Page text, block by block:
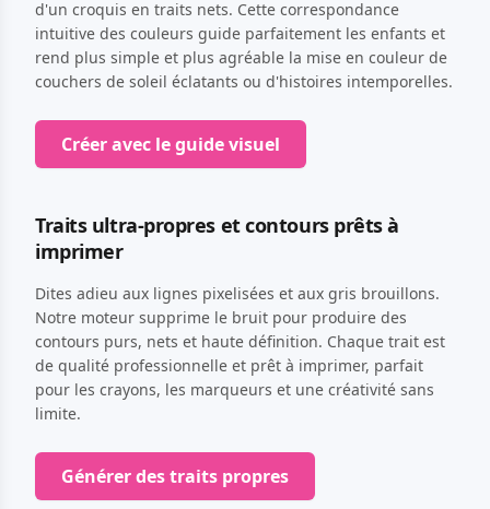
d'un croquis en traits nets. Cette correspondance
intuitive des couleurs guide parfaitement les enfants et
rend plus simple et plus agréable la mise en couleur de
couchers de soleil éclatants ou d'histoires intemporelles.
Créer avec le guide visuel
Traits ultra-propres et contours prêts à
imprimer
Dites adieu aux lignes pixelisées et aux gris brouillons.
Notre moteur supprime le bruit pour produire des
contours purs, nets et haute définition. Chaque trait est
de qualité professionnelle et prêt à imprimer, parfait
pour les crayons, les marqueurs et une créativité sans
limite.
Générer des traits propres